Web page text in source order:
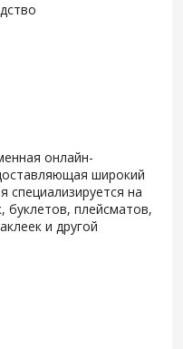
онлайн-
широкий
специализируется на
буклетов, плейсматов,
и другой